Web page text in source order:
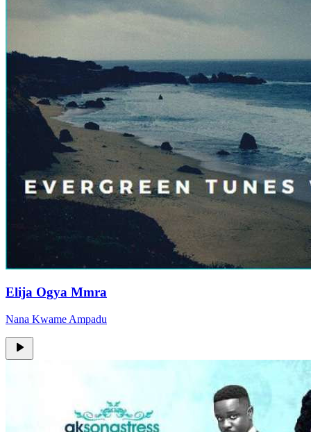
Elija Ogya Mmra
Nana Kwame Ampadu